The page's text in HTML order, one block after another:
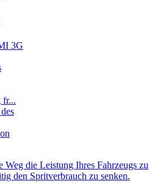
3G
fr...
Weg die Leistung Ihres Fahrzeugs zu
den Spritverbrauch zu senken.